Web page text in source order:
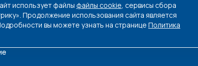
использует файлы файлы cookie, сервисы сбора
Продолжение использования сайта является
вы можете узнать на странице Политика